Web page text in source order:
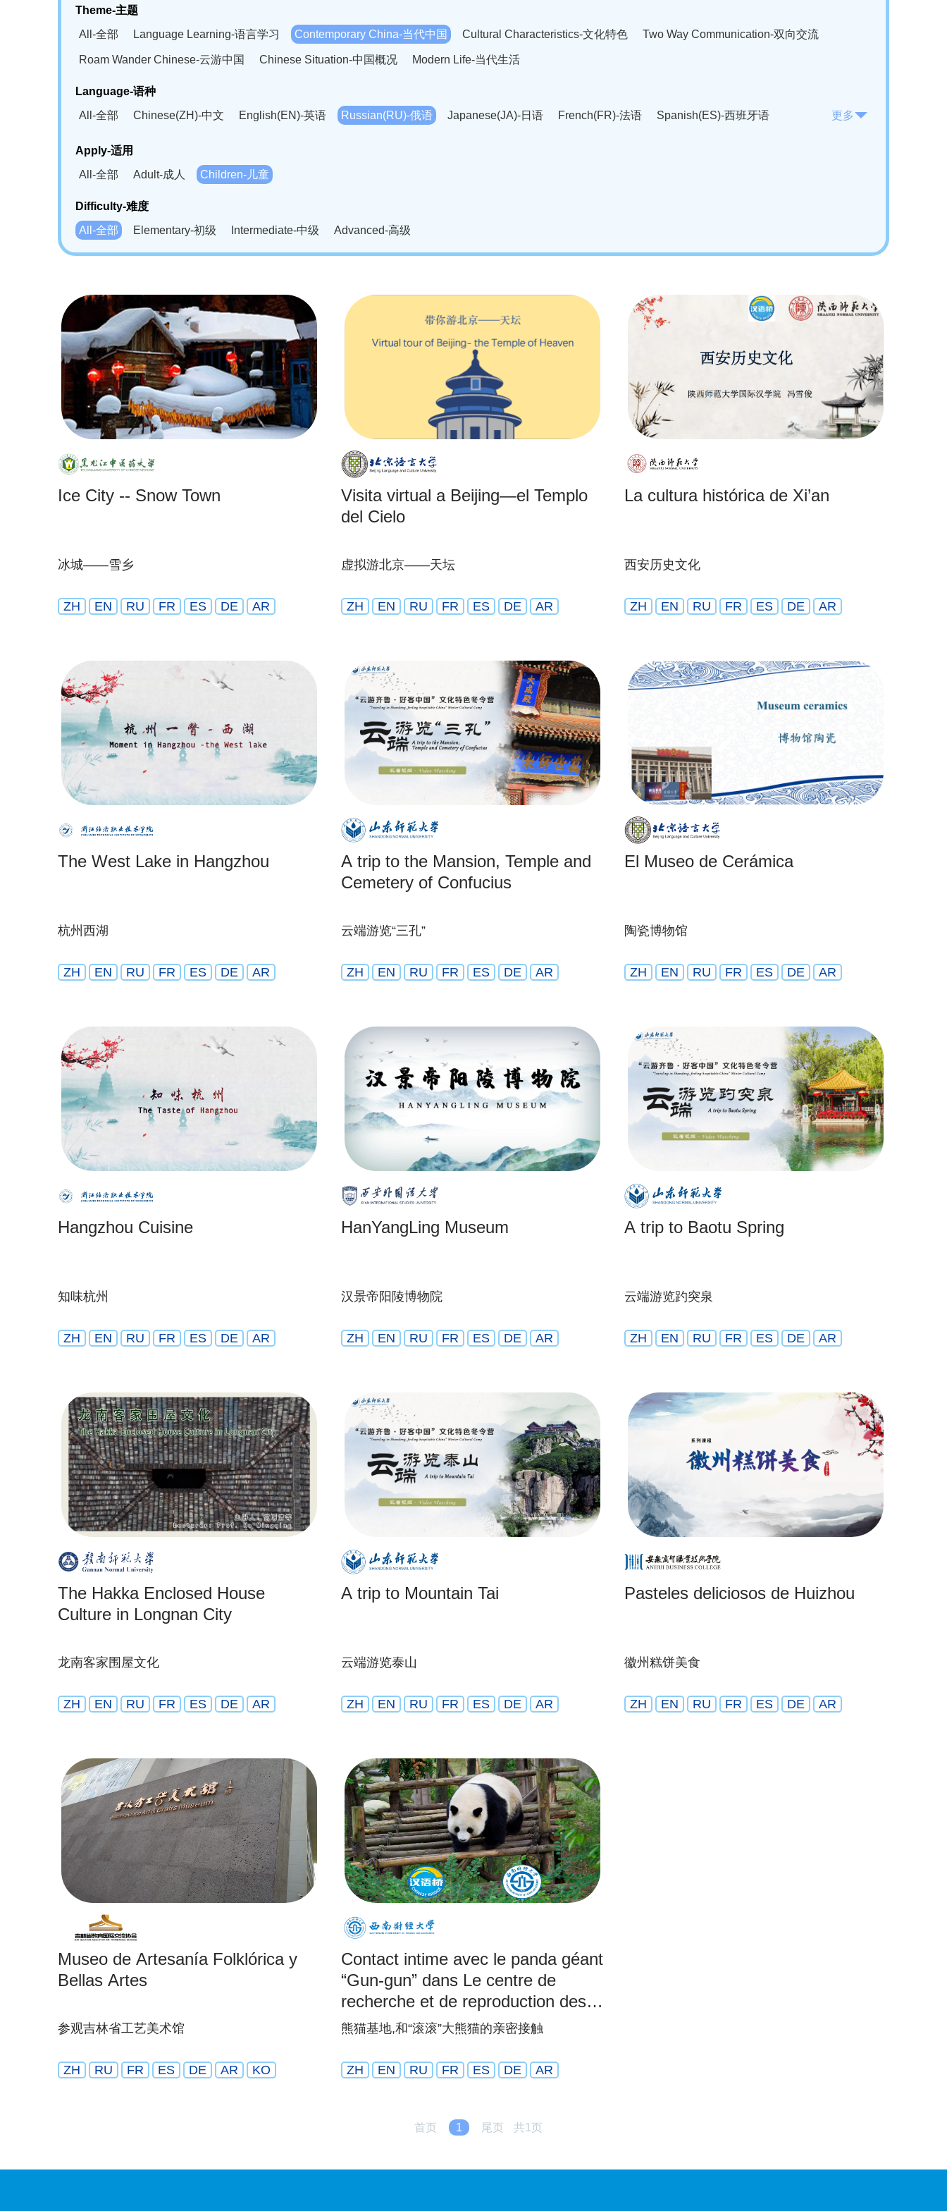
Theme-主题
All-全部
Language Learning-语言学习 Contemporary China-当代中国 Cultural Characteristics-文化特色 Two Way Communication-双向交流
Roam Wander Chinese-云游中国 Chinese Situation-中国概况 Modern Life-当代生活
Language-语种
All-全部
Chinese(ZH)-中文 English(EN)-英语 Russian(RU)-俄语 Japanese(JA)-日语 French(FR)-法语
Spanish(ES)-西班牙语
Bahasa Melayu(MS)-马来语
Swahili(SW)-斯瓦西里语
Kampuchea(KH)-柬埔寨语
更多
Apply-适用
All-全部
Adult-成人 Children-儿童
Difficulty-难度
All-全部
Elementary-初级 Intermediate-中级 Advanced-高级
Ice City -- Snow Town
冰城——雪乡
ZH EN RU FR ES DE AR
Visita virtual a Beijing—el Templo
del Cielo
虚拟游北京——天坛
ZH EN RU FR ES DE AR
La cultura histórica de Xi’an
西安历史文化
ZH EN RU FR ES DE AR
The West Lake in Hangzhou
杭州西湖
ZH EN RU FR ES DE AR
A trip to the Mansion, Temple and
Cemetery of Confucius
云端游览“三孔”
ZH EN RU FR ES DE AR
El Museo de Cerámica
陶瓷博物馆
ZH EN RU FR ES DE AR
Hangzhou Cuisine
知味杭州
ZH EN RU FR ES DE AR
HanYangLing Museum
汉景帝阳陵博物院
ZH EN RU FR ES DE AR
A trip to Baotu Spring
云端游览趵突泉
ZH EN RU FR ES DE AR
The Hakka Enclosed House
Culture in Longnan City
龙南客家围屋文化
ZH EN RU FR ES DE AR
A trip to Mountain Tai
云端游览泰山
ZH EN RU FR ES DE AR
Pasteles deliciosos de Huizhou
徽州糕饼美食
ZH EN RU FR ES DE AR
Museo de Artesanía Folklórica y
Bellas Artes
参观吉林省工艺美术馆
ZH RU FR ES DE AR KO
Contact intime avec le panda géant
“Gun-gun” dans Le centre de
recherche et de reproduction des
pandas géants de Chengdu
熊猫基地,和“滚滚”大熊猫的亲密接触
ZH EN RU FR ES DE AR
首页 1 尾页 共1页